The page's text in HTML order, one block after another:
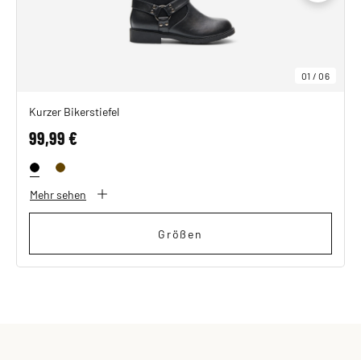
01 /06
Kurzer Bikerstiefel
99,99 €
Mehr sehen
Größen